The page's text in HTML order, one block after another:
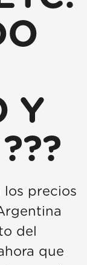
Y
los precios
del
que